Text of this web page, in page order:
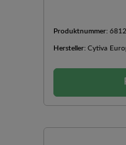
Produktnummer:
Hersteller: Cytiva